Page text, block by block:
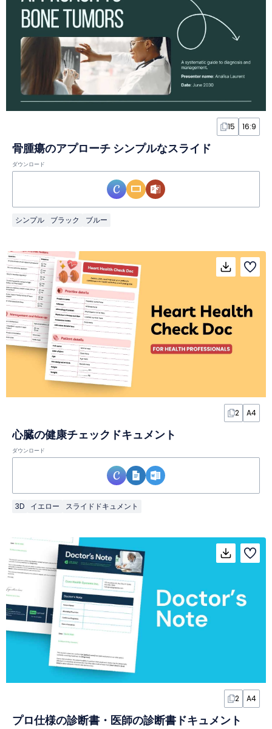
15 16:9
骨腫瘍のアプローチ シンプルなスライド
ダウンロード
シンプル ブラック ブルー
2 A4
心臓の健康チェックドキュメント
ダウンロード
3D イエロー スライドドキュメント
2 A4
プロ仕様の診断書・医師の診断書ドキュメント